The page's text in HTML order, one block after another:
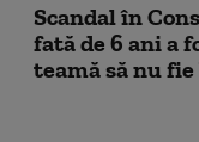
Scandal în
fată de 6 ani a
teamă să nu